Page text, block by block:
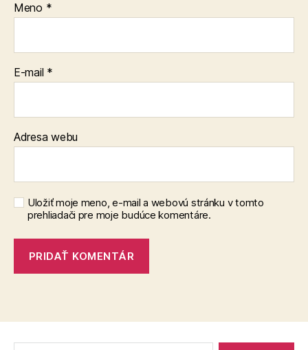
Meno *
E-mail *
Adresa webu
Uložiť moje meno, e-mail a webovú stránku v tomto
prehliadači pre moje budúce komentáre.